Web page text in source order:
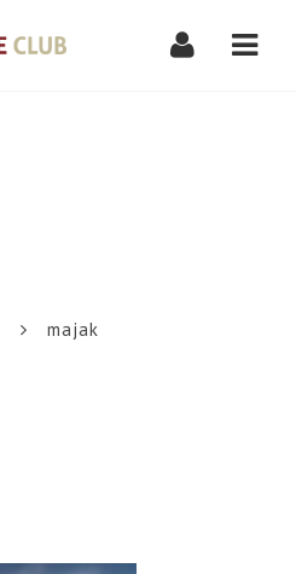
majak